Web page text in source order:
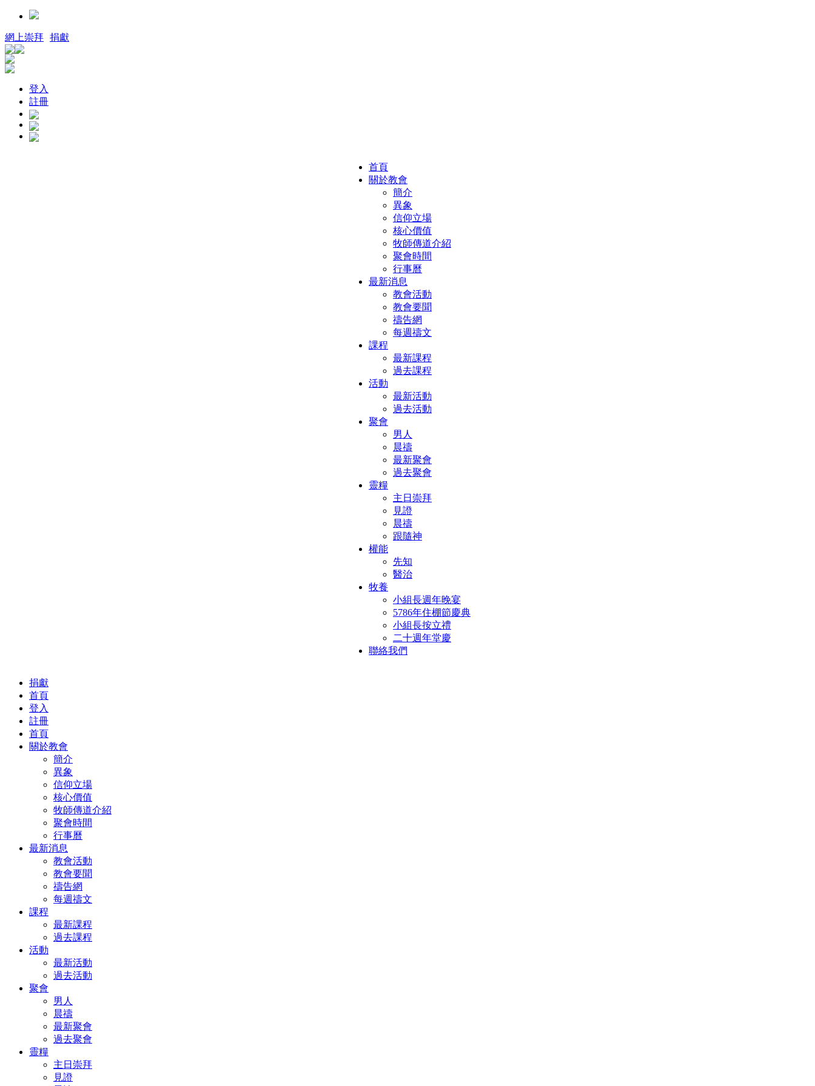
網上崇拜 捐獻
登入
註冊
首頁
關於教會
簡介
異象
信仰立場
核心價值
牧師傳道介紹
聚會時間
行事曆
最新消息
教會活動
教會要聞
禱告網
每週禱文
課程
最新課程
過去課程
活動
最新活動
過去活動
聚會
男人
晨禱
最新聚會
過去聚會
靈糧
主日崇拜
見證
晨禱
跟隨神
權能
先知
醫治
牧養
小組長週年晚宴
5786年住棚節慶典
小組長按立禮
二十週年堂慶
聯絡我們
捐獻
首頁
登入
註冊
首頁
關於教會
簡介
異象
信仰立場
核心價值
牧師傳道介紹
聚會時間
行事曆
最新消息
教會活動
教會要聞
禱告網
每週禱文
課程
最新課程
過去課程
活動
最新活動
過去活動
聚會
男人
晨禱
最新聚會
過去聚會
靈糧
主日崇拜
見證